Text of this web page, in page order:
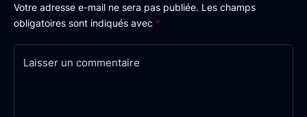
Votre adresse e-mail ne sera pas publiée. Les champs
obligatoires sont indiqués avec *